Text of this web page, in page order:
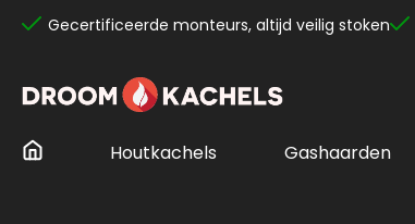
Gecertificeerde monteurs, altijd veilig stoken
naar
inhoud
Houtkachels Gashaarden